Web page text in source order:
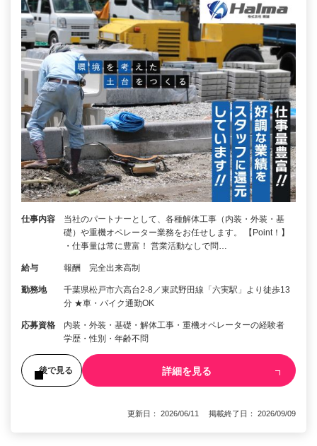
仕事内容
当社のパートナーとして、各種解体工事（内装・外装・基
礎）や重機オペレーター業務をお任せします。 【Point！】
・仕事量は常に豊富！ 営業活動なしで問…
給与 報酬 完全出来高制
勤務地
千葉県松戸市六高台2-8／東武野田線「六実駅」より徒歩13
分 ★車・バイク通勤OK
応募資格
内装・外装・基礎・解体工事・重機オペレーターの経験者
学歴・性別・年齢不問
後で見る 詳細を見る
更新日： 2026/06/11 掲載終了日： 2026/09/09